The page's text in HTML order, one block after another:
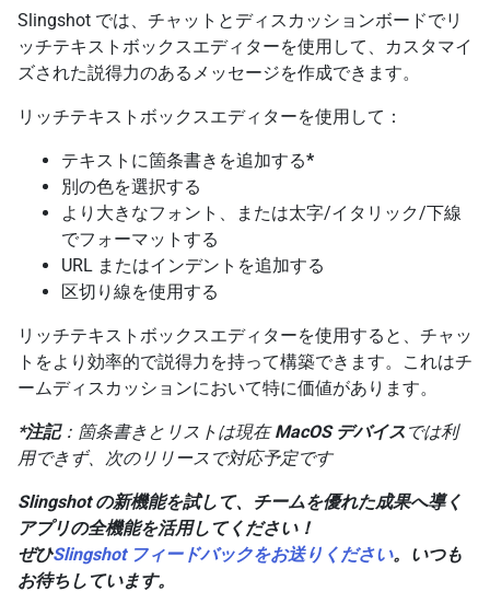
Slingshot では、チャットとディスカッションボードでリ
ッチテキストボックスエディターを使用して、カスタマイ
ズされた説得力のあるメッセージを作成できます。
リッチテキストボックスエディターを使用して：
テキストに箇条書きを追加する*
別の色を選択する
より大きなフォント、または太字/イタリック/下線
でフォーマットする
URL またはインデントを追加する
区切り線を使用する
リッチテキストボックスエディターを使用すると、チャッ
トをより効率的で説得力を持って構築できます。これはチ
ームディスカッションにおいて特に価値があります。
*注記：箇条書きとリストは現在MacOS デバイス では利
用できず、次のリリースで対応予定です
Slingshot の新機能を試して、チームを優れた成果へ導く
アプリの全機能を活用してください！
ぜひSlingshot フィードバックをお送りください。いつも
お待ちしています。